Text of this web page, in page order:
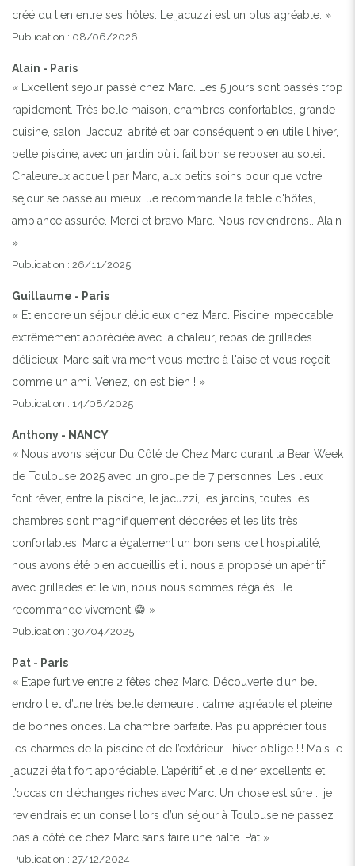
créé du lien entre ses hôtes. Le jacuzzi est un plus agréable. »
Publication : 08/06/2026
Alain - Paris
« Excellent sejour passé chez Marc. Les 5 jours sont passés trop
rapidement. Très belle maison, chambres confortables, grande
cuisine, salon. Jaccuzi abrité et par conséquent bien utile l'hiver,
belle piscine, avec un jardin où il fait bon se reposer au soleil.
Chaleureux accueil par Marc, aux petits soins pour que votre
sejour se passe au mieux. Je recommande la table d'hôtes,
ambiance assurée. Merci et bravo Marc. Nous reviendrons.. Alain
»
Publication : 26/11/2025
Guillaume - Paris
« Et encore un séjour délicieux chez Marc. Piscine impeccable,
extrêmement appréciée avec la chaleur, repas de grillades
délicieux. Marc sait vraiment vous mettre à l'aise et vous reçoit
comme un ami. Venez, on est bien ! »
Publication : 14/08/2025
Anthony - NANCY
« Nous avons séjour Du Côté de Chez Marc durant la Bear Week
de Toulouse 2025 avec un groupe de 7 personnes. Les lieux
font rêver, entre la piscine, le jacuzzi, les jardins, toutes les
chambres sont magnifiquement décorées et les lits très
confortables. Marc a également un bon sens de l'hospitalité,
nous avons été bien accueillis et il nous a proposé un apéritif
avec grillades et le vin, nous nous sommes régalés. Je
recommande vivement 😁 »
Publication : 30/04/2025
Pat - Paris
« Étape furtive entre 2 fêtes chez Marc. Découverte d’un bel
endroit et d’une très belle demeure : calme, agréable et pleine
de bonnes ondes. La chambre parfaite. Pas pu apprécier tous
les charmes de la piscine et de l’extérieur …hiver oblige !!! Mais le
jacuzzi était fort appréciable. L’apéritif et le diner excellents et
l’occasion d’échanges riches avec Marc. Un chose est sûre .. je
reviendrais et un conseil lors d’un séjour à Toulouse ne passez
pas à côté de chez Marc sans faire une halte. Pat »
Publication : 27/12/2024